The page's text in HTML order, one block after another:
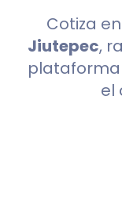
Cotiza
Jiutepec,
plataforma
el